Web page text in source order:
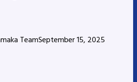
TeamSeptember 15, 2025